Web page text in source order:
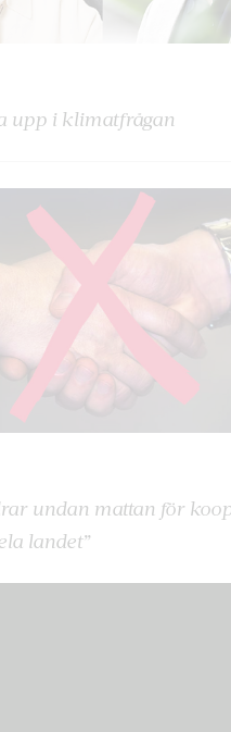
upp i klimatfrågan
undan mattan för
landet”